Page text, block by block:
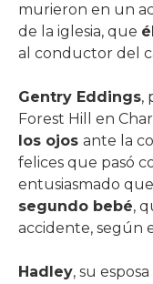
murieron en un
de la iglesia, que
al conductor del
Gentry Eddings,
Forest Hill en
los ojos ante la
felices que pasó
entusiasmado
segundo bebé,
accidente, según
Hadley, su